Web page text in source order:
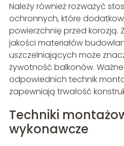
Należy również rozważyć
ochronnych, które
powierzchnię przed korozją.
jakości materiałów
uszczelniających może
żywotność balkonów.
odpowiednich technik
zapewniają trwałość
Techniki
wykonawcze